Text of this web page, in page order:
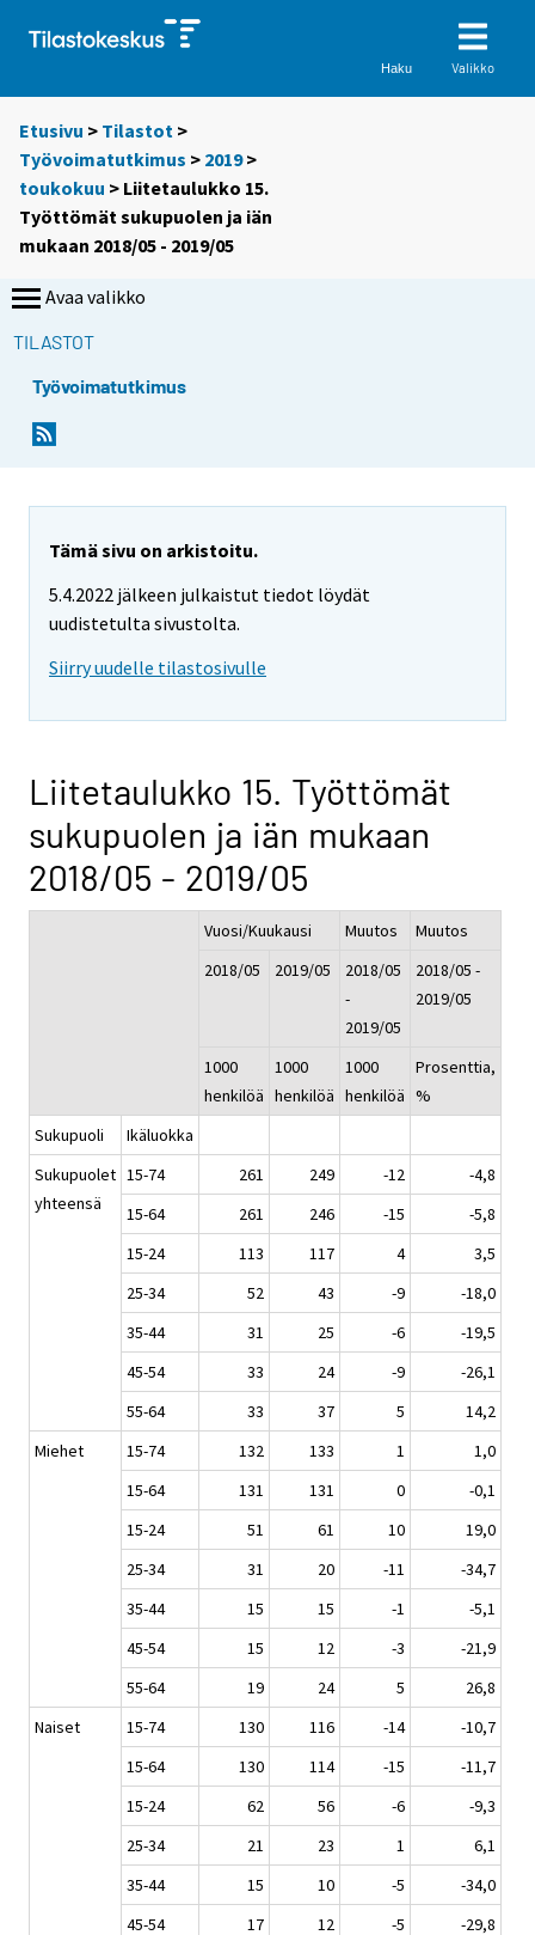
Haku Valikko
Etusivu > Tilastot >
Työvoimatutkimus > 2019>
toukokuu > Liitetaulukko 15.
Työttömät sukupuolen ja iän
mukaan 2018/05 - 2019/05
Avaa valikko
TILASTOT
Työvoimatutkimus
Tämä sivu on arkistoitu.
5.4.2022 jälkeen julkaistut tiedot löydät
uudistetulta sivustolta.
Siirry uudelle tilastosivulle
Liitetaulukko 15. Työttömät
sukupuolen ja iän mukaan
2018/05 - 2019/05
Vuosi/Kuukausi Muutos
Muutos
2018/05
2019/05
2018/05
-
2019/05
2018/05 -
2019/05
1000
henkilöä
1000
henkilöä
1000
henkilöä
Prosenttia,
%
Sukupuoli
Ikäluokka
Sukupuolet
yhteensä
15-74 261 249 -12
-4,8
15-64
261 246 -15
-5,8
15-24
113 117 4
3,5
25-34
52 43 -9
-18,0
35-44
31 25 -6
-19,5
45-54
33 24 -9
-26,1
55-64
33 37 5
14,2
Miehet
15-74 132 133 1
1,0
15-64
131 131 0
-0,1
15-24
51 61 10
19,0
25-34
31 20 -11
-34,7
35-44
15 15 -1
-5,1
45-54
15 12 -3
-21,9
55-64
19 24 5
26,8
Naiset
15-74 130 116 -14
-10,7
15-64
130 114 -15
-11,7
15-24
62 56 -6
-9,3
25-34
21 23 1
6,1
35-44
15 10 -5
-34,0
45-54
17 12 -5
-29,8